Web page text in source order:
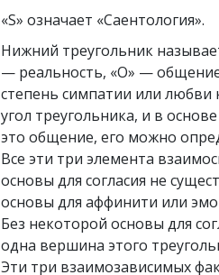
«S» означает «Саентология».
Нижний треугольник
— реальность, «О» —
степень симпатии или любви
угол треугольника, и в
это общение, его можно
Все эти три элемента
основы для согласия не
основы для аффинити или
Без некоторой основы для
одна вершина этого
Эти три взаимозависимых